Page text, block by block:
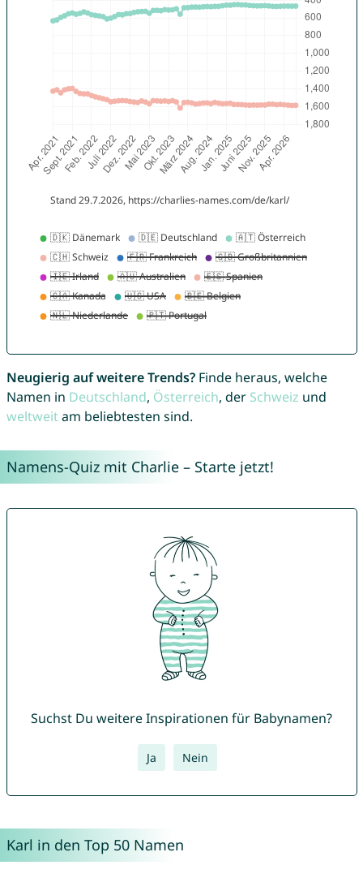
Neugierig auf weitere Trends?Finde heraus, welche
Namen in Deutschland, Österreich, der Schweiz und
weltweitam beliebtesten sind.
Namens-Quiz mit Charlie – Starte jetzt!
Suchst Du weitere Inspirationen für Babynamen?
Ja Nein
Karl in den Top 50 Namen